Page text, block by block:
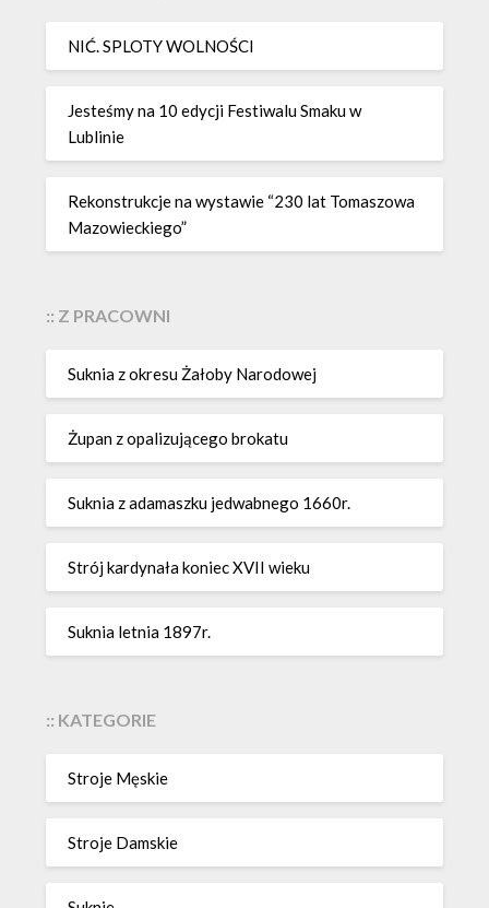
NIĆ. SPLOTY WOLNOŚCI
Jesteśmy na 10 edycji Festiwalu Smaku w
Lublinie
Rekonstrukcje na wystawie “230 lat Tomaszowa
Mazowieckiego”
:: Z PRACOWNI
Suknia z okresu Żałoby Narodowej
Żupan z opalizującego brokatu
Suknia z adamaszku jedwabnego 1660r.
Strój kardynała koniec XVII wieku
Suknia letnia 1897r.
:: KATEGORIE
Stroje Męskie
Stroje Damskie